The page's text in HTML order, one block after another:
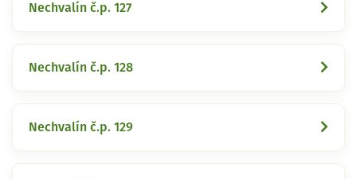
Nechvalín č.p. 127
Nechvalín č.p. 128
Nechvalín č.p. 129